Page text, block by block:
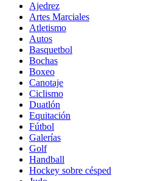
Ajedrez
Artes Marciales
Atletismo
Autos
Basquetbol
Bochas
Boxeo
Canotaje
Ciclismo
Duatlón
Equitación
Fútbol
Galerías
Golf
Handball
Hockey sobre césped